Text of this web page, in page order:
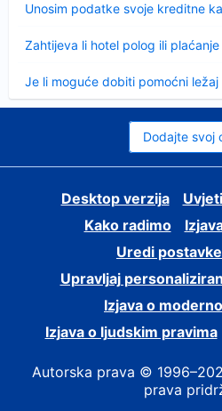
Unosim podatke svoje kreditne
Zahtijeva li hotel polog ili
Je li moguće dobiti pomoćni
Dodajte svoj
Desktop verzija
Kako radimo
Uredi
Upravljaj
Izjava o
Izjava o ljudskim pravima
Autorska prava ©
prava